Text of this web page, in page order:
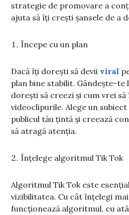
strategie de promovare a
ajuta să îți crești șansele de a
Începe cu un plan
Dacă îți dorești să devii viral
plan bine stabilit. Gândește-
dorești să creezi și cum vrei
videoclipurile. Alege un
publicul tău țintă și creează
să atragă atenția.
Înțelege algoritmul Tik Tok
Algoritmul Tik Tok este
vizibilitatea. Cu cât înțelegi
funcționează algoritmul, cu